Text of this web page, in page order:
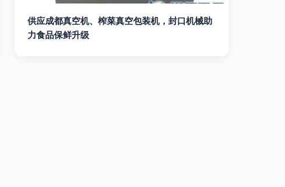
供应成都真空机、榨菜真空包装机，封口机械助
力食品保鲜升级